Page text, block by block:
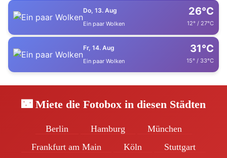
Do, 13. Aug
Ein paar Wolken
26°C
12° / 27°C
Fr, 14. Aug
Ein paar Wolken
31°C
15° / 33°C
🌃 Miete die Fotobox in diesen Städten
Berlin Hamburg
München
Frankfurt am Main
Köln Stuttgart